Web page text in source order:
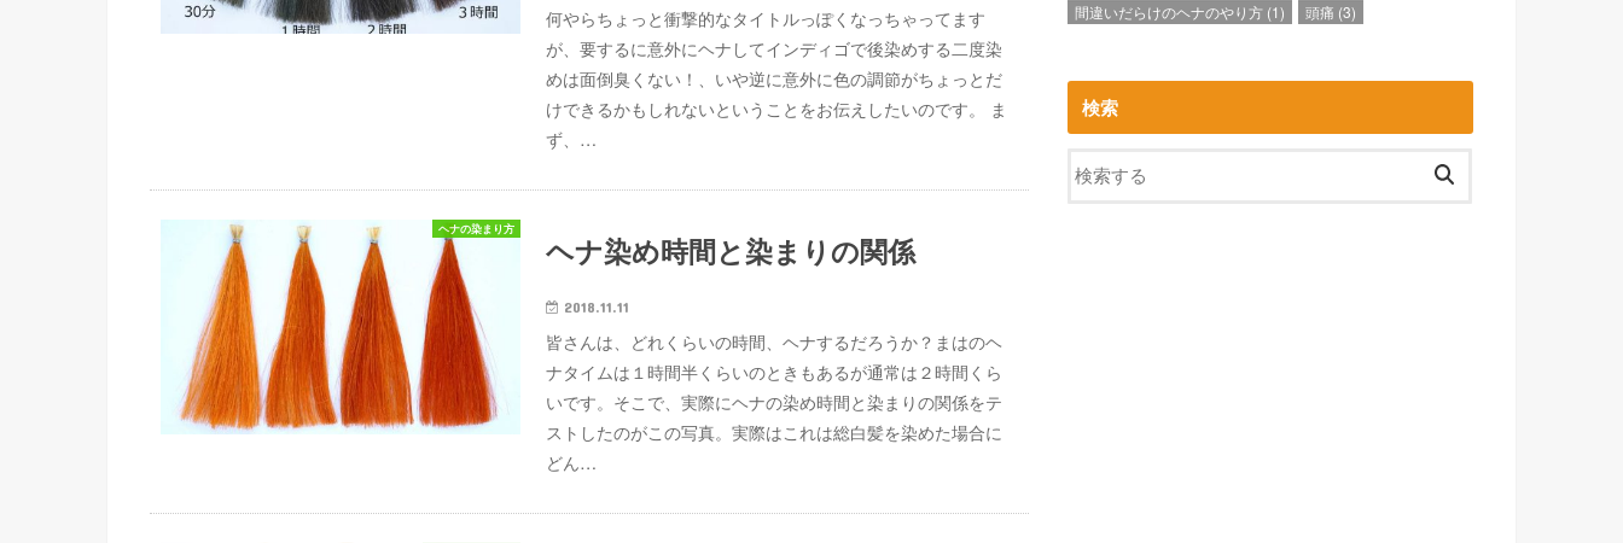
何やらちょっと衝撃的なタイトルっぽくなっちゃってます
が、要するに意外にヘナしてインディゴで後染めする二度染
めは面倒臭くない！、いや逆に意外に色の調節がちょっとだ
けできるかもしれないということをお伝えしたいのです。 ま
ず、…
ヘナの染まり方
ヘナ染め時間と染まりの関係
2018.11.11
皆さんは、どれくらいの時間、ヘナするだろうか？まはのヘ
ナタイムは１時間半くらいのときもあるが通常は２時間くら
いです。そこで、実際にヘナの染め時間と染まりの関係をテ
ストしたのがこの写真。実際はこれは総白髪を染めた場合に
どん…
間違いだらけのヘナのやり方 (1) 頭痛 (3)
検索